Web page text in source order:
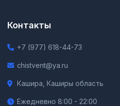
Контакты
+7 (977) 618-44-73
chistvent@ya.ru
Кашира, Каширы область
Ежедневно 8:00 - 22:00